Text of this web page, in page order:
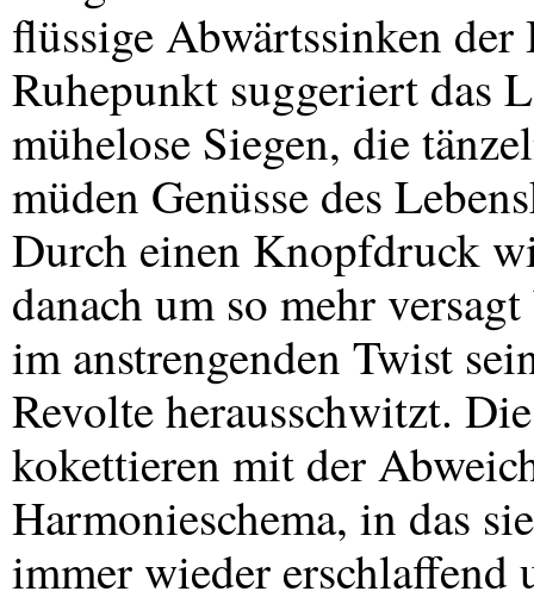
flüssige Abwärtssinken
Ruhepunkt suggeriert das
mühelose Siegen, die
müden Genüsse des
Durch einen Knopfdruck
danach um so mehr
im anstrengenden Twist
Revolte herausschwitzt.
kokettieren mit der
Harmonieschema, in das
immer wieder